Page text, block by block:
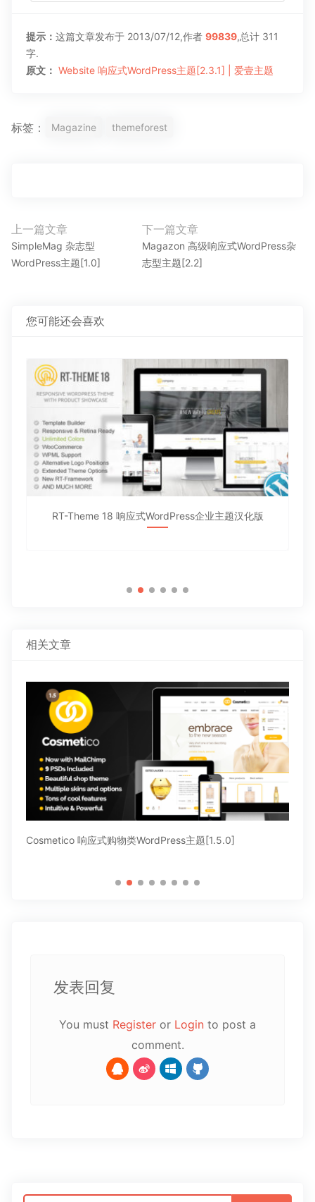
提示： 这篇文章发布于 2013/07/12,作者 99839,总计 311
字.
原文： Website 响应式WordPress主题[2.3.1] | 爱壹主题
标签： Magazine themeforest
文
章
导
上一篇文章
上
一
章：
SimpleMag 杂志型
WordPress主题[1.0]
下一篇文章
下
一
Magazon 高级响应式WordPress杂
志型主题[2.2]
您可能还会喜欢
RT-Theme 18 响应式WordPress企业主题汉化版
相关文章
Cosmetico 响应式购物类WordPress主题[1.5.0]
发表回复
You must Register or Login to post a
comment.